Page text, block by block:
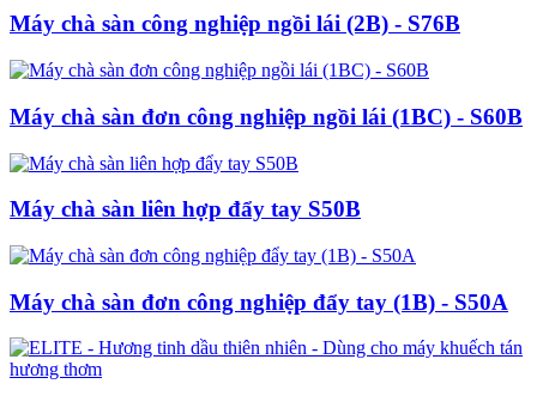
Máy chà sàn công nghiệp ngồi lái (2B) - S76B
Máy chà sàn đơn công nghiệp ngồi lái (1BC) - S60B
Máy chà sàn liên hợp đẩy tay S50B
Máy chà sàn đơn công nghiệp đẩy tay (1B) - S50A